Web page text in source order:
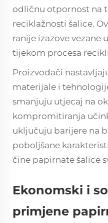
odličnu otpornost na
reciklažnosti šalice.
ranije izazove vezane
tijekom procesa
Proizvođači
materijale i
smanjuju utjecaj na
kompromitiranja
uključuju barijere na
poboljšane
čine papirnate šalice
Ekonomski i
primjene